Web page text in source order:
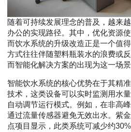
随着可持续发展理念的普及，越来
办公的实现路径。其中，优化资源
而饮水系统的升级改造正是一个值
方式往往伴随塑料瓶装水的浪费或
而智能化解决方案的出现为这一场
智能饮水系统的核心优势在于其精
技术，这类设备可以实时监测用水
自动调节运行模式。例如，在非高
通过流量传感器避免无效出水。紫
点项目显示，此类系统可减少约